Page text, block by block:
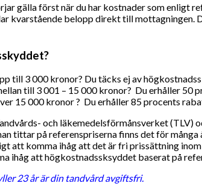
gälla först när du har kostnader som enligt
kvarstående belopp direkt till
till 3 000 kronor? Du täcks ej av
till 3 001 – 15 000 kronor? Du erhåller 50
15 000 kronor ? Du erhåller 85 procents
och läkemedelsförmånsverket (TLV)
tittar på referenspriserna finns det för
att komma ihåg att det är fri prissättning
ihåg att högkostnadssksyddet baserat på
23 år är din tandvård avgiftsfri.